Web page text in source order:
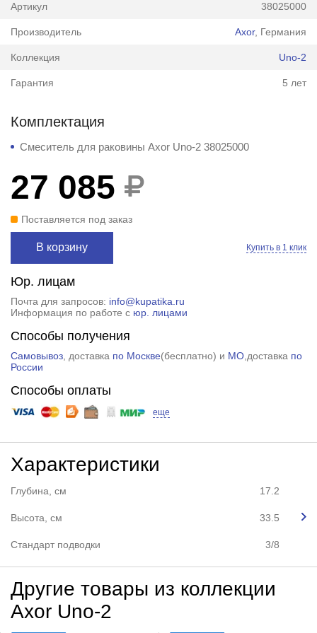
Артикул 38025000
Производитель Axor, Германия
Коллекция Uno-2
Гарантия 5 лет
Комплектация
Смеситель для раковины Axor Uno-2 38025000
27 085
Поставляется под заказ
В корзину Купить в 1 клик
Юр. лицам
Почта для запросов: info@kupatika.ru
Информация по работе с юр. лицами
Способы получения
Самовывоз, доставка по Москве(бесплатно) и МО,доставка по
России
Способы оплаты
еще
Характеристики
Глубина, см 17.2
Высота, см 33.5
Стандарт подводки 3/8
Другие товары из коллекции
Axor Uno-2